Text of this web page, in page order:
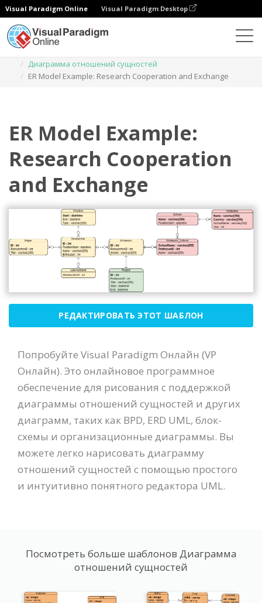
Visual Paradigm Online Visual Paradigm Desktop
Диаграмма отношений сущностей
ER Model Example: Research Cooperation and Exchange
ER Model Example:
Research Cooperation
and Exchange
РЕДАКТИРОВАТЬ ЭТОТ ШАБЛОН
Попробуйте Visual Paradigm Онлайн (VP
Онлайн). Это онлайновое программное
обеспечение для рисования с поддержкой
диаграммы отношений сущностей и других
диаграмм, таких как BPD, ERD UML, блок-
схемы и организационные диаграммы. Вы
можете легко нарисовать диаграмму
отношений сущностей с помощью простого
и интуитивно понятного редактора UML.
Посмотреть больше шаблонов Диаграмма
отношений сущностей